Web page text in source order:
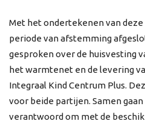
Met het ondertekenen van
periode van afstemming
gesproken over de huisvesting
het warmtenet en de levering
Integraal Kind Centrum Plus.
voor beide partijen. Samen
verantwoord om met de